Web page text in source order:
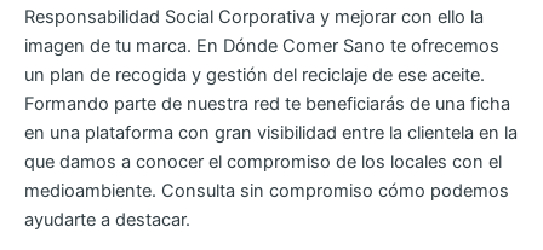
Responsabilidad Social Corporativa y mejorar con ello la
imagen de tu marca. En Dónde Comer Sano te ofrecemos
un plan de recogida y gestión del reciclaje de ese aceite.
Formando parte de nuestra red te beneficiarás de una ficha
en una plataforma con gran visibilidad entre la clientela en la
que damos a conocer el compromiso de los locales con el
medioambiente. Consulta sin compromiso cómo podemos
ayudarte a destacar.